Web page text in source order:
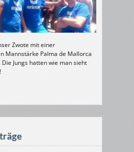
Zwote mit einer
Mannstärke Palma de Mallorca
Jungs hatten wie man sieht